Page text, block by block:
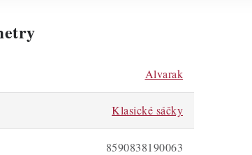
Alvarak
Klasické sáčky
8590838190063